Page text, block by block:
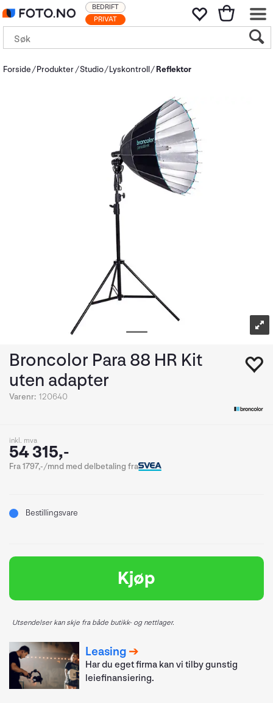
PRIVAT
BEDRIFT
Forside Produkter Studio Lyskontroll Reflektor
Broncolor Para 88 HR Kit
uten adapter
Varenr: 120640
inkl. mva
54 315,-
Fra 1797,-/mnd med delbetaling fra
Bestillingsvare
Kjøp
Utsendelser kan skje fra både butikk- og nettlager.
Leasing
Har du eget firma kan vi tilby gunstig
leiefinansiering.